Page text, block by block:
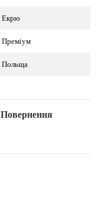
Екрю
Преміум
Польща
Повернення